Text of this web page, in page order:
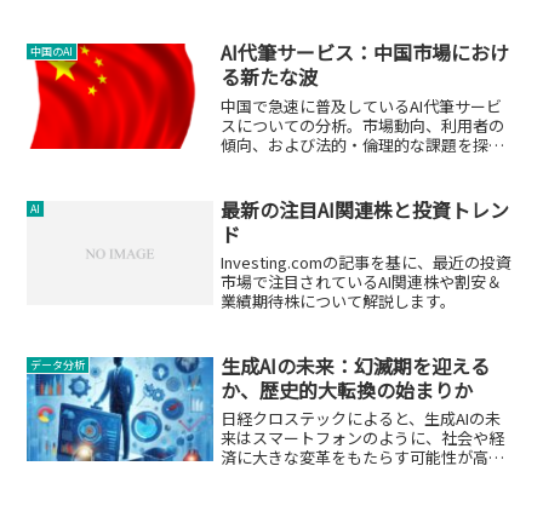
ニュース記事の要約を提供することにな
りました。こ...
中国のAI
AI代筆サービス：中国市場におけ
る新たな波
中国で急速に普及しているAI代筆サービ
スについての分析。市場動向、利用者の
傾向、および法的・倫理的な課題を探
AI
最新の注目AI関連株と投資トレン
ド
Investing.comの記事を基に、最近の投資
市場で注目されているAI関連株や割安＆
業績期待株について解説します。
データ分析
生成AIの未来：幻滅期を迎える
か、歴史的大転換の始まりか
日経クロステックによると、生成AIの未
来はスマートフォンのように、社会や経
済に大きな変革をもたらす可能性が高い